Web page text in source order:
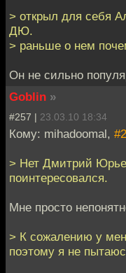
> открыл для себя
ДЮ.
> раньше о нем
Он не сильно
Goblin »
#257 | 23.03.10 18:34
Кому: mihadoomal,
> Нет Дмитрий
поинтересовался.
Мне просто
> К сожалению у
поэтому я не